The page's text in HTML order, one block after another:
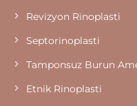
Revizyon Rinoplasti
Septorinoplasti
Tamponsuz Burun
Etnik Rinoplasti